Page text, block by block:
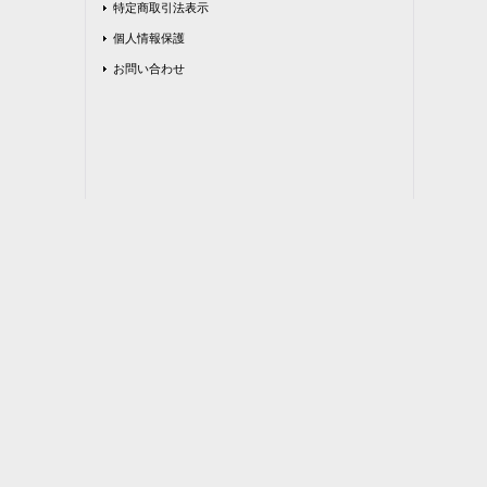
特定商取引法表示
個人情報保護
お問い合わせ